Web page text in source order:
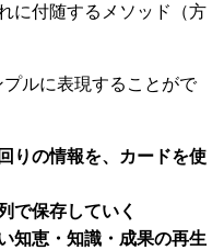
に付随するメソッド（方
ルに表現することがで
りの情報を、カードを使
で保存していく
知恵・知識・成果の再生